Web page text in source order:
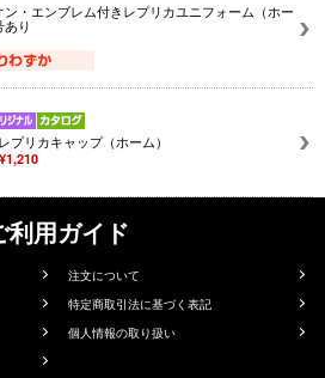
ン・エンブレム付きレプリカユニフォーム（ホー
り
プリカキャップ（ホーム）
¥1,210
利用ガイド
注文について
特定商取引法に基づく表記
個人情報の取り扱い